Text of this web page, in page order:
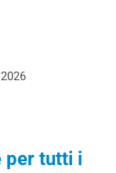
per tutti i